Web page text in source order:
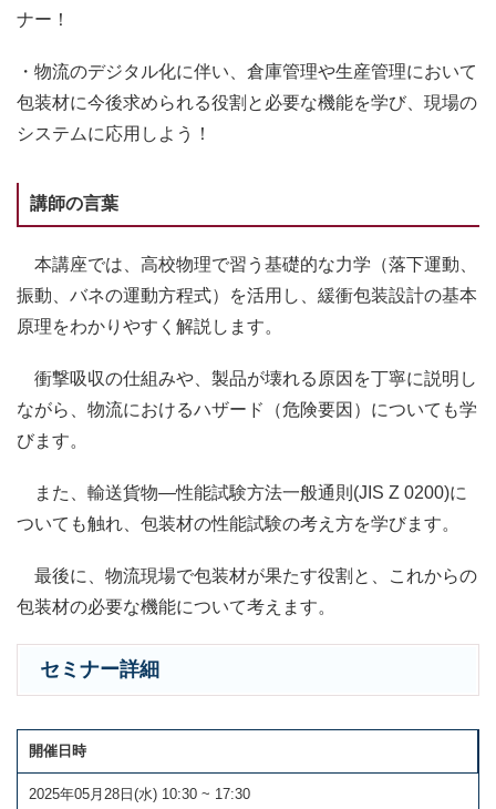
ナー！
・物流のデジタル化に伴い、倉庫管理や生産管理において
包装材に今後求められる役割と必要な機能を学び、現場の
システムに応用しよう！
講師の言葉
本講座では、高校物理で習う基礎的な力学（落下運動、
振動、バネの運動方程式）を活用し、緩衝包装設計の基本
原理をわかりやすく解説します。
衝撃吸収の仕組みや、製品が壊れる原因を丁寧に説明し
ながら、物流におけるハザード（危険要因）についても学
びます。
また、輸送貨物―性能試験方法一般通則(JIS Z 0200)に
ついても触れ、包装材の性能試験の考え方を学びます。
最後に、物流現場で包装材が果たす役割と、これからの
包装材の必要な機能について考えます。
セミナー詳細
開催日時
2025年05月28日(水) 10:30 ~ 17:30